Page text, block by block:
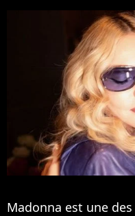
Madonna est une